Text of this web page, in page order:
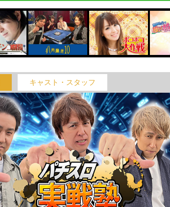
キャスト・スタッフ